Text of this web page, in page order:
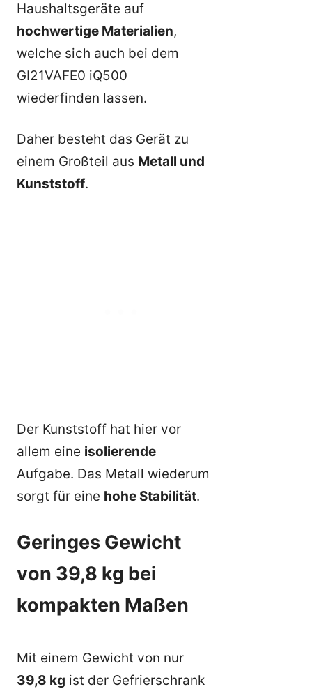
Haushaltsgeräte auf
hochwertige Materialien,
welche sich auch bei dem
GI21VAFE0 iQ500
wiederfinden lassen.
Daher besteht das Gerät zu
einem Großteil aus Metall und
Kunststoff.
Der Kunststoff hat hier vor
allem eine isolierende
Aufgabe. Das Metall wiederum
sorgt für eine hohe Stabilität.
Geringes Gewicht
von 39,8 kg bei
kompakten Maßen
Mit einem Gewicht von nur
39,8 kg ist der Gefrierschrank